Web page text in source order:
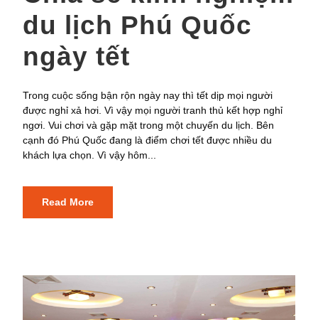
du lịch Phú Quốc
ngày tết
Trong cuộc sống bận rộn ngày nay thì tết dịp mọi người
được nghỉ xả hơi. Vì vậy mọi người tranh thủ kết hợp nghỉ
ngơi. Vui chơi và gặp mặt trong một chuyến du lịch. Bên
cạnh đó Phú Quốc đang là điểm chơi tết được nhiều du
khách lựa chọn. Vì vậy hôm...
Read More